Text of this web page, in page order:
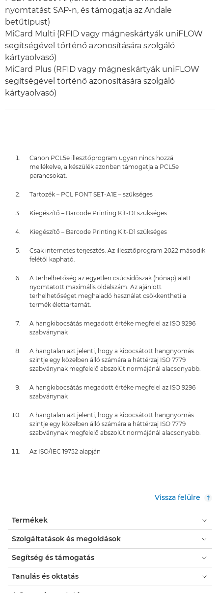
nyomtatást SAP-n, és támogatja az Andale
betűtípust)
MiCard Multi (RFID vagy mágneskártyák uniFLOW
segítségével történő azonosítására szolgáló
kártyaolvasó)
MiCard Plus (RFID vagy mágneskártyák uniFLOW
segítségével történő azonosítására szolgáló
kártyaolvasó)
Canon PCL5e illesztőprogram ugyan nincs hozzá
mellékelve, a készülék azonban támogatja a PCL5e
parancsokat.
Tartozék – PCL FONT SET-A1E – szükséges
Kiegészítő – Barcode Printing Kit-D1 szükséges
Kiegészítő – Barcode Printing Kit-D1 szükséges
Csak internetes terjesztés. Az illesztőprogram 2022 második
felétől kapható.
A terhelhetőség az egyetlen csúcsidőszak (hónap) alatt
nyomtatott maximális oldalszám. Az ajánlott
terhelhetőséget meghaladó használat csökkentheti a
termék élettartamát.
A hangkibocsátás megadott értéke megfelel az ISO 9296
szabványnak
A hangtalan azt jelenti, hogy a kibocsátott hangnyomás
szintje egy közelben álló számára a háttérzaj ISO 7779
szabványnak megfelelő abszolút normájánál alacsonyabb.
A hangkibocsátás megadott értéke megfelel az ISO 9296
szabványnak
A hangtalan azt jelenti, hogy a kibocsátott hangnyomás
szintje egy közelben álló számára a háttérzaj ISO 7779
szabványnak megfelelő abszolút normájánál alacsonyabb.
Az ISO/IEC 19752 alapján
Vissza felülre
Termékek
Szolgáltatások és megoldások
Segítség és támogatás
Tanulás és oktatás